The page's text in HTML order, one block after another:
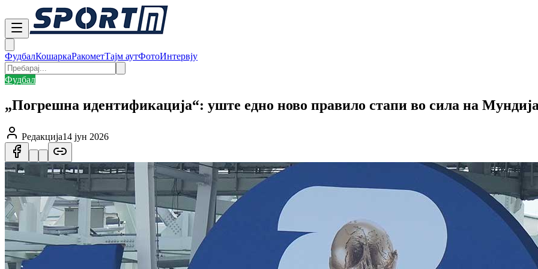
ФудбалКошаркаРакометТајм аутФотоИнтервју
Фудбал
„Погрешна идентификација“: уште едно ново правило стапи во сила на
Редакција14 јун 2026